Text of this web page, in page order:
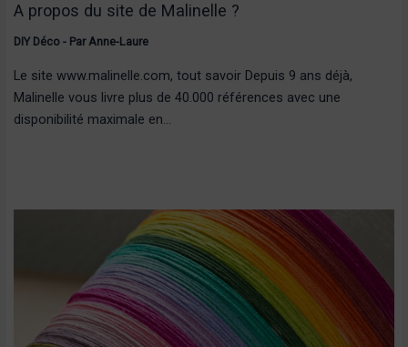
A propos du site de Malinelle ?
DIY Déco- ParAnne-Laure
Le site www.malinelle.com, tout savoir Depuis 9 ans déjà,
Malinelle vous livre plus de 40.000 références avec une
disponibilité maximale en…